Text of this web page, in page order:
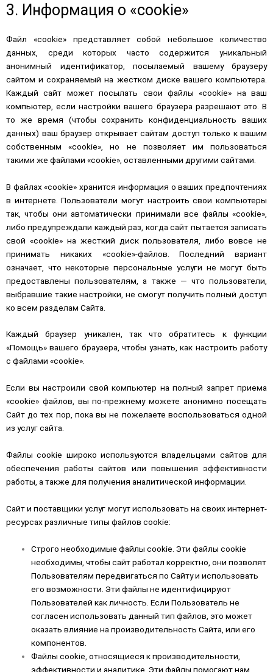
3. Информация о «cookie»
Файл «cookie» представляет собой небольшое количество
данных, среди которых часто содержится уникальный
анонимный идентификатор, посылаемый вашему браузеру
сайтом и сохраняемый на жестком диске вашего компьютера.
Каждый сайт может посылать свои файлы «cookie» на ваш
компьютер, если настройки вашего браузера разрешают это. В
то же время (чтобы сохранить конфиденциальность ваших
данных) ваш браузер открывает сайтам доступ только к вашим
собственным «cookie», но не позволяет им пользоваться
такими же файлами «cookie», оставленными другими сайтами.
В файлах «cookie» хранится информация о ваших предпочтениях
в интернете. Пользователи могут настроить свои компьютеры
так, чтобы они автоматически принимали все файлы «cookie»,
либо предупреждали каждый раз, когда сайт пытается записать
свой «cookie» на жесткий диск пользователя, либо вовсе не
принимать никаких «cookie»-файлов. Последний вариант
означает, что некоторые персональные услуги не могут быть
предоставлены пользователям, а также — что пользователи,
выбравшие такие настройки, не смогут получить полный доступ
ко всем разделам Сайта.
Каждый браузер уникален, так что обратитесь к функции
«Помощь» вашего браузера, чтобы узнать, как настроить работу
с файлами «cookie».
Если вы настроили свой компьютер на полный запрет приема
«cookie» файлов, вы по-прежнему можете анонимно посещать
Сайт до тех пор, пока вы не пожелаете воспользоваться одной
из услуг сайта.
Файлы cookie широко используются владельцами сайтов для
обеспечения работы сайтов или повышения эффективности
работы, а также для получения аналитической информации.
Сайт и поставщики услуг могут использовать на своих интернет-
ресурсах различные типы файлов cookie:
Строго необходимые файлы cookie. Эти файлы cookie
необходимы, чтобы сайт работал корректно, они позволят
Пользователям передвигаться по Сайту и использовать
его возможности. Эти файлы не идентифицируют
Пользователей как личность. Если Пользователь не
согласен использовать данный тип файлов, это может
оказать влияние на производительность Сайта, или его
компонентов.
Файлы cookie, относящиеся к производительности,
эффективности и аналитике. Эти файлы помогают нам